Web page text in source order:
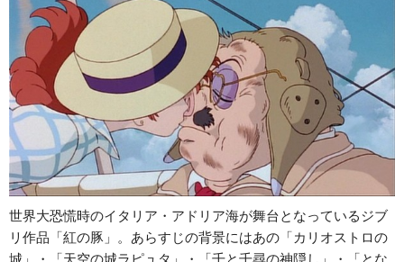
世界大恐慌時のイタリア・アドリア海が舞台となっているジブ
リ作品「紅の豚」。あらすじの背景にはあの「カリオストロの